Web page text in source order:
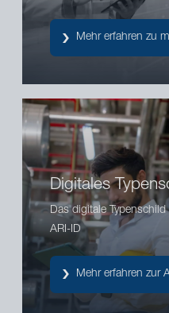
Mehr erfahren zu
Digitales
Das digitale
ARI-ID
Mehr erfahren zur